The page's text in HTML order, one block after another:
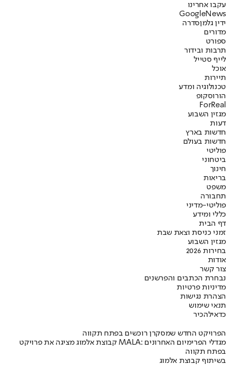
עקבו אחרינו
Googl eNews
ידין גלמןסדרה
מדורים
ספורט
תרבות ובידור
לייף סטייל
אוכל
תיירות
טכנולוגיה ומדע
הורוסקופ
ForReal
מגזין השבוע
דעות
חדשות בארץ
חדשות בעולם
פוליטי
ביטחוני
חינוך
בריאות
משפט
תחבורה
פוליטי-מדיני
כללי ומידע
דף הבית
זמני כניסת וצאת שבת
מגזין השבוע
בחירות 2026
אודות
צור קשר
נבחרת הכתבים והפרשנים
מדיניות פרטיות
הצהרת נגישות
תנאי שימוש
כדאילהכיר
הפרויקט החדש שמסקרן רוכשים בפתח תקווה
קבוצת אלמוג מציגה את פרויקט MALA: מגדלי הפרימיום האחרונים
בפתח תקווה
בשיתוף קבוצת אלמוג